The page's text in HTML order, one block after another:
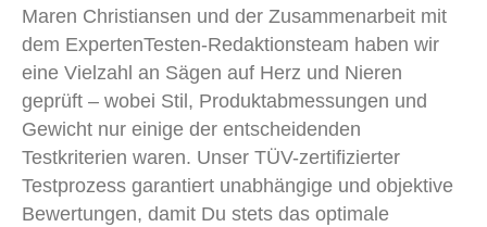
Maren Christiansen und der Zusammenarbeit mit
dem ExpertenTesten-Redaktionsteam haben wir
eine Vielzahl an Sägen auf Herz und Nieren
geprüft – wobei Stil, Produktabmessungen und
Gewicht nur einige der entscheidenden
Testkriterien waren. Unser TÜV-zertifizierter
Testprozess garantiert unabhängige und objektive
Bewertungen, damit Du stets das optimale